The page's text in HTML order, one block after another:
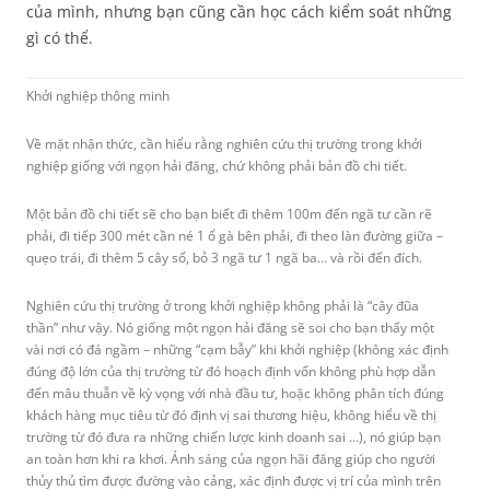
của mình, nhưng bạn cũng cần học cách kiểm soát những
gì có thể.
Khởi nghiệp thông minh
Về mặt nhận thức, cần hiểu rằng nghiên cứu thị trường trong khởi
nghiệp giống với ngọn hải đăng, chứ không phải bản đồ chi tiết.
Một bản đồ chi tiết sẽ cho bạn biết đi thêm 100m đến ngã tư cần rẽ
phải, đi tiếp 300 mét cần né 1 ổ gà bên phải, đi theo làn đường giữa –
quẹo trái, đi thêm 5 cây số, bỏ 3 ngã tư 1 ngã ba… và rồi đến đích.
Nghiên cứu thị trường ở trong khởi nghiệp không phải là “cây đũa
thần” như vậy. Nó giống một ngọn hải đăng sẽ soi cho bạn thấy một
vài nơi có đá ngầm – những “cạm bẫy” khi khởi nghiệp (không xác định
đúng độ lớn của thị trường từ đó hoạch định vốn không phù hợp dẫn
đến mâu thuẫn về kỳ vọng với nhà đầu tư, hoặc không phân tích đúng
khách hàng mục tiêu từ đó định vị sai thương hiệu, không hiểu về thị
trường từ đó đưa ra những chiến lược kinh doanh sai …), nó giúp bạn
an toàn hơn khi ra khơi. Ánh sáng của ngọn hãi đăng giúp cho người
thủy thủ tìm được đường vào cảng, xác định được vị trí của mình trên